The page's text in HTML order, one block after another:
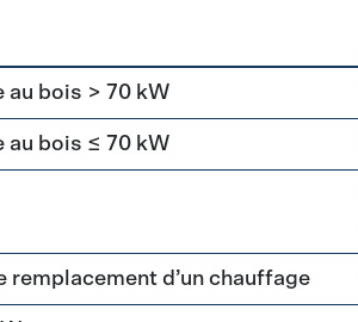
au bois > 70 kW
au bois ≤ 70 kW
remplacement d’un chauffage